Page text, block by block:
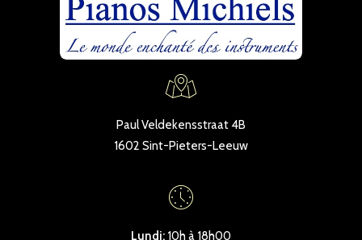
Paul Veldekensstraat 4B
1602 Sint-Pieters-Leeuw
Lundi: 10h à 18h00